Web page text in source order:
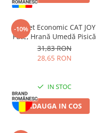
-10%
Pachet Economic CAT JOY
Pate, Hrană Umedă Pisică
Adult, Pasăre, 16x100g
31,83 RON
28,65 RON
IN STOC
ADAUGA IN COS